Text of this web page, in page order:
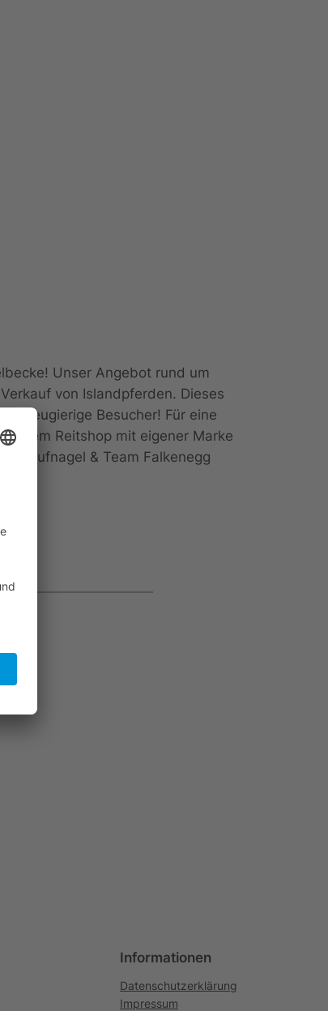
Unser Angebot rund um
von Islandpferden. Dieses
neugierige Besucher! Für eine
Reitshop mit eigener Marke
Hufnagel & Team Falkenegg
Informationen
Datenschutzerklärung
Impressum